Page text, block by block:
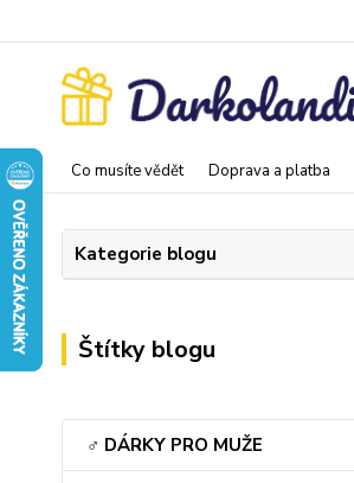
Co musíte vědět Doprava a platba
Kategorie blogu
Štítky blogu
♂️ DÁRKY PRO MUŽE